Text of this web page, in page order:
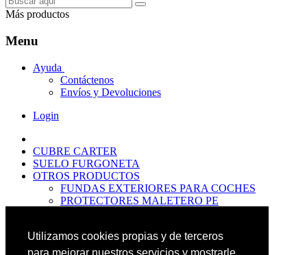
Utilizamos cookies propias y de terceros
Más productos
Menu
Ayuda
Contáctenos
Envíos y Devoluciones
Login
CUBRE CARTER
SUELO FURGONETA
OTROS PRODUCTOS
FUNDAS EXTERIORES PARA COCHES
PROTECTORES MALETERO PE
PREMIUM
PROTECTORES MALETERO PE